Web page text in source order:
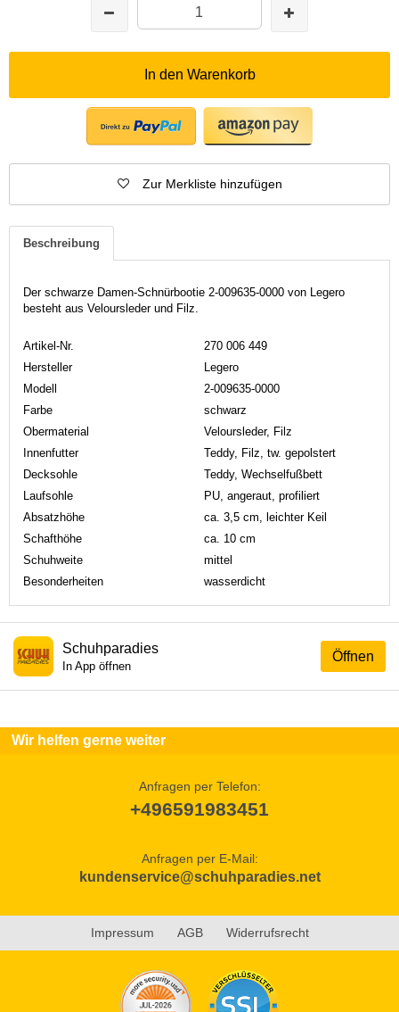
In den Warenkorb
Zur Merkliste hinzufügen
Beschreibung
Der schwarze Damen-Schnürbootie 2-009635-0000 von Legero
besteht aus Veloursleder und Filz.
Artikel-Nr.
270 006 449
Hersteller
Legero
Modell
2-009635-0000
Farbe
schwarz
Obermaterial
Veloursleder, Filz
Innenfutter
Teddy, Filz, tw. gepolstert
Decksohle
Teddy, Wechselfußbett
Laufsohle
PU, angeraut, profiliert
Absatzhöhe
ca. 3,5 cm, leichter Keil
Schafthöhe
ca. 10 cm
Schuhweite
mittel
Besonderheiten
wasserdicht
Öffnen
Schuhparadies
In App öffnen
Wir helfen gerne weiter
Anfragen per Telefon:
+496591983451
Anfragen per E-Mail:
kundenservice@schuhparadies.net
Impressum AGB Widerrufsrecht